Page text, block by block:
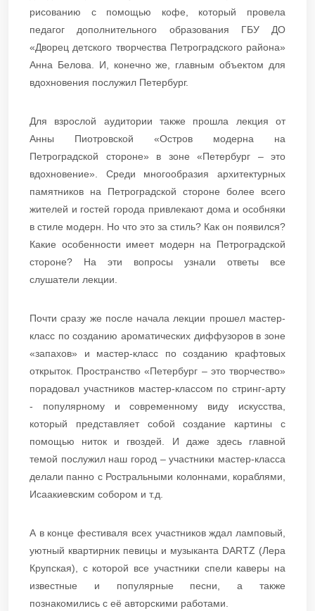
рисованию с помощью кофе, который провела
педагог дополнительного образования ГБУ ДО
«Дворец детского творчества Петроградского района»
Анна Белова. И, конечно же, главным объектом для
вдохновения послужил Петербург.
Для взрослой аудитории также прошла лекция от
Анны Пиотровской «Остров модерна на
Петроградской стороне» в зоне «Петербург – это
вдохновение». Среди многообразия архитектурных
памятников на Петроградской стороне более всего
жителей и гостей города привлекают дома и особняки
в стиле модерн. Но что это за стиль? Как он появился?
Какие особенности имеет модерн на Петроградской
стороне? На эти вопросы узнали ответы все
слушатели лекции.
Почти сразу же после начала лекции прошел мастер-
класс по созданию ароматических диффузоров в зоне
«запахов» и мастер-класс по созданию крафтовых
открыток. Пространство «Петербург – это творчество»
порадовал участников мастер-классом по стринг-арту
- популярному и современному виду искусства,
который представляет собой создание картины с
помощью ниток и гвоздей. И даже здесь главной
темой послужил наш город – участники мастер-класса
делали панно с Ростральными колоннами, кораблями,
Исаакиевским собором и т.д.
А в конце фестиваля всех участников ждал ламповый,
уютный квартирник певицы и музыканта DARTZ (Лера
Крупская), с которой все участники спели каверы на
известные и популярные песни, а также
познакомились с её авторскими работами.